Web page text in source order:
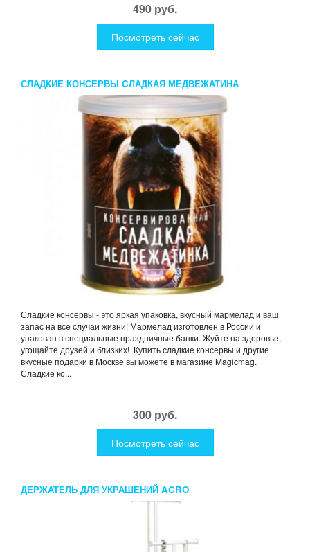
490 руб.
Посмотреть сейчас
СЛАДКИЕ КОНСЕРВЫ CЛАДКАЯ МЕДВЕЖАТИНА
Сладкие консервы - это яркая упаковка, вкусный мармелад и ваш
запас на все случаи жизни! Мармелад изготовлен в России и
упакован в специальные праздничные банки. Жуйте на здоровье,
угощайте друзей и близких! Купить сладкие консервы и другие
вкусные подарки в Москве вы можете в магазине Magicmag.
Сладкие ко...
300 руб.
Посмотреть сейчас
ДЕРЖАТЕЛЬ ДЛЯ УКРАШЕНИЙ ACRO